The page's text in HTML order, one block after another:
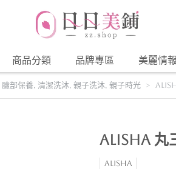
商品分類 品牌專區 美麗情報
臉部保養, 清潔洗沐, 親子洗沐, 親子時光
AliSHA 丸
AliSHA